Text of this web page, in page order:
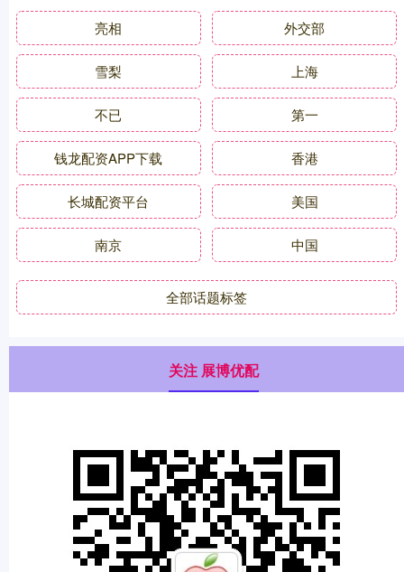
亮相 外交部
雪梨 上海
不已 第一
钱龙配资APP下载 香港
长城配资平台 美国
南京 中国
全部话题标签
关注 展博优配